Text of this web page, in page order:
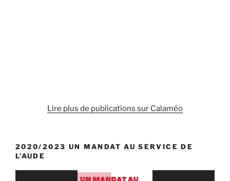
solidaire »
Lire plus de publications sur Calaméo
2020/2023 UN MANDAT AU SERVICE DE
L’AUDE